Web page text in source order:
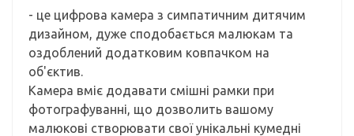
- це цифрова камера з симпатичним дитячим
дизайном, дуже сподобається малюкам та
оздоблений додатковим ковпачком на
об'єктив.
Камера вміє додавати смішні рамки при
фотографуванні, що дозволить вашому
малюкові створювати свої унікальні кумедні